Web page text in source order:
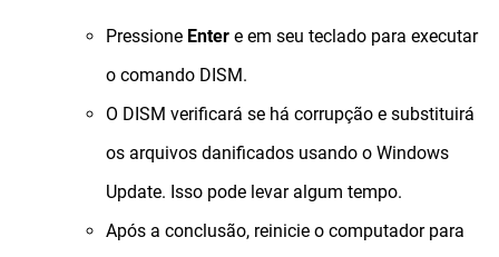
Pressione Enter e em seu teclado para executar
o comando DISM.
O DISM verificará se há corrupção e substituirá
os arquivos danificados usando o Windows
Update. Isso pode levar algum tempo.
Após a conclusão, reinicie o computador para